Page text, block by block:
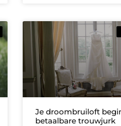
Je droombruiloft
betaalbare trouwjurk